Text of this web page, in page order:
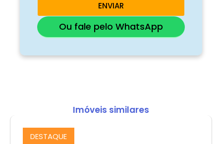
ENVIAR
Ou fale pelo WhatsApp
Imóveis similares
DESTAQUE